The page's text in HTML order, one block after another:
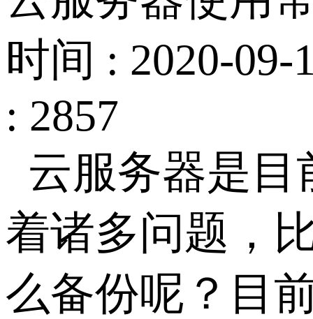
时间 : 2020-09-
: 2857
云服务器是
着诸多问题，
么备份呢？目